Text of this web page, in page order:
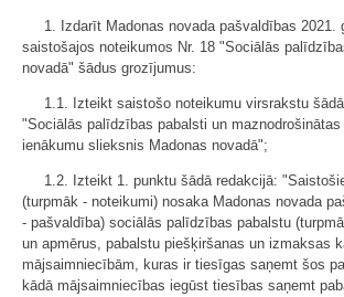
1. Izdarīt Madonas novada pašvaldības 2021.
saistošajos noteikumos Nr. 18 "Sociālās
novadā" šādus grozījumus:
1.1. Izteikt saistošo noteikumu virsrakstu
"Sociālās palīdzības pabalsti un
ienākumu slieksnis Madonas novadā";
1.2. Izteikt 1. punktu šādā redakcijā:
(turpmāk - noteikumi) nosaka Madonas novada
- pašvaldība) sociālās palīdzības pabalstu
un apmērus, pabalstu piešķiršanas un izmaksas
mājsaimniecībām, kuras ir tiesīgas saņemt šos
kādā mājsaimniecības iegūst tiesības saņemt